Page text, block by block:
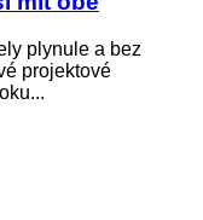
plynule a bez
projektové